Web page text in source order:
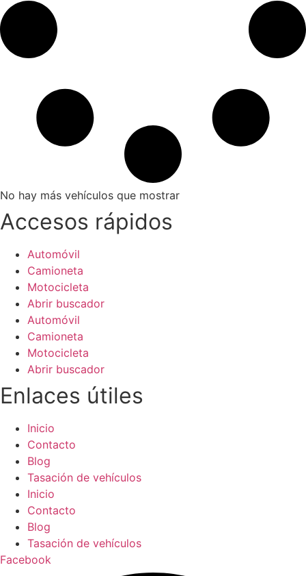
No hay más vehículos que mostrar
Accesos rápidos
Automóvil
Camioneta
Motocicleta
Abrir buscador
Automóvil
Camioneta
Motocicleta
Abrir buscador
Enlaces útiles
Inicio
Contacto
Blog
Tasación de vehículos
Inicio
Contacto
Blog
Tasación de vehículos
Facebook